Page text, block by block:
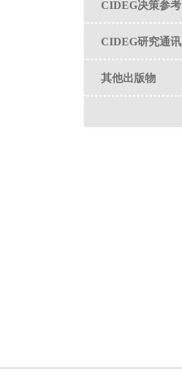
CIDEG决策参考
CIDEG研究通讯
其他出版物